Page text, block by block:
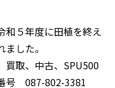
和５年度に田植を終え
した。
買取、中古、SPU500
号 087-802-3381